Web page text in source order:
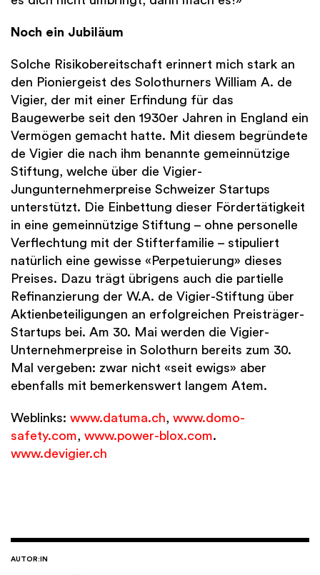
Noch ein Jubiläum
Solche Risikobereitschaft erinnert mich stark an
den Pioniergeist des Solothurners William A. de
Vigier, der mit einer Erfindung für das
Baugewerbe seit den 1930er Jahren in England ein
Vermögen gemacht hatte. Mit diesem begründete
de Vigier die nach ihm benannte gemeinnützige
Stiftung, welche über die Vigier-
Jungunternehmerpreise Schweizer Startups
unterstützt. Die Einbettung dieser Fördertätigkeit
in eine gemeinnützige Stiftung – ohne personelle
Verflechtung mit der Stifterfamilie – stipuliert
natürlich eine gewisse «Perpetuierung» dieses
Preises. Dazu trägt übrigens auch die partielle
Refinanzierung der W.A. de Vigier-Stiftung über
Aktienbeteiligungen an erfolgreichen Preisträger-
Startups bei. Am 30. Mai werden die Vigier-
Unternehmerpreise in Solothurn bereits zum 30.
Mal vergeben: zwar nicht «seit ewigs» aber
ebenfalls mit bemerkenswert langem Atem.
Weblinks: www.datuma.ch, www.domo-
safety.com, www.power-blox.com.
www.devigier.ch
AUTOR:IN